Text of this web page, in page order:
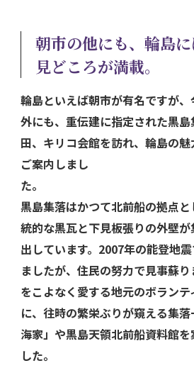
朝市の他にも、輪島
見どころが満載。
輪島といえば朝市が有名ですが
外にも、重伝建に指定された黒
田、キリコ会館を訪れ、輪島の
ご案内しまし
た
黒島集落はかつて北前船の拠点
統的な黒瓦と下見板張りの外壁
出しています。2007年の能登地
ましたが、住民の努力で見事蘇
をこよなく愛する地元のボラン
に、往時の繁栄ぶりが窺える集
海家」や黒島天領北前船資料館
した。